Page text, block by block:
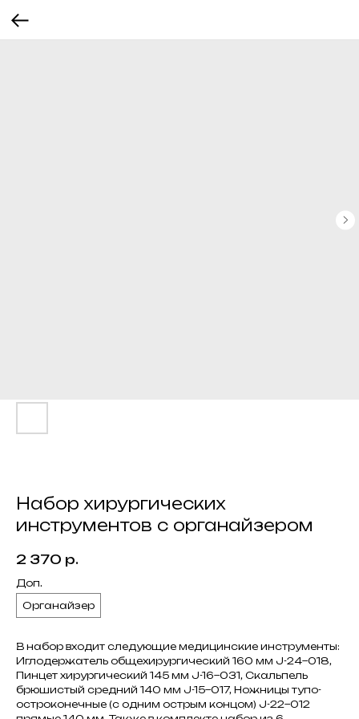
Набор хирургических
инструментов с органайзером
2 370 р.
Доп.
Органайзер
В набор входит следующие медицинские инструменты:
Иглодержатель общехирургический 160 мм J-24−018,
Пинцет хирургический 145 мм J-16−031, Скальпель
брюшистый средний 140 мм J-15−017, Ножницы тупо-
остроконечные (с одним острым концом) J-22−012